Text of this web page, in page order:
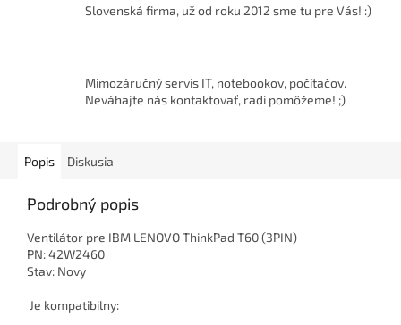
Slovenská firma, už od roku 2012 sme tu pre Vás! :)
Mimozáručný servis IT, notebookov, počítačov.
Neváhajte nás kontaktovať, radi pomôžeme! ;)
Popis Diskusia
Podrobný popis
Ventilátor pre IBM LENOVO ThinkPad T60 (3PIN)
PN: 42W2460
Stav: Novy
Je kompatibilny: